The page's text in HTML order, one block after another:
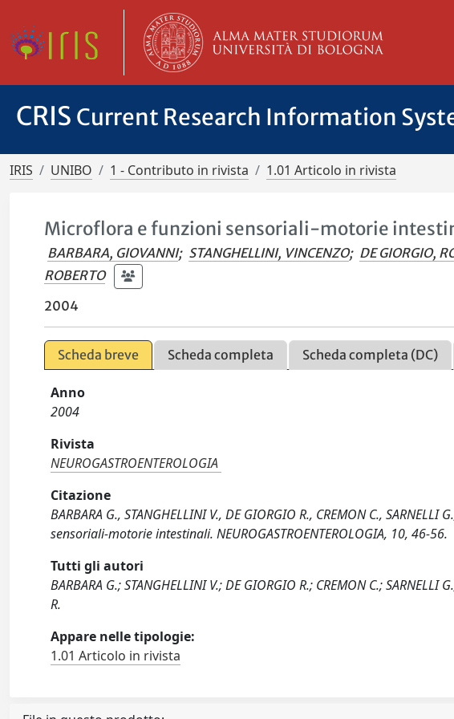
CRIS Current Research Information
IRIS UNIBO 1 - Contributo in rivista 1.01 Articolo in rivista
Microflora e funzioni sensoriali-motorie
BARBARA, GIOVANNI; STANGHELLINI, VINCENZO; DE GIORGIO,
ROBERTO
2004
Scheda breve Scheda completa Scheda completa (DC)
Anno
2004
Rivista
NEUROGASTROENTEROLOGIA
Citazione
BARBARA G., STANGHELLINI V., DE GIORGIO R., CREMON C.,
sensoriali-motorie intestinali. NEUROGASTROENTEROLOGIA, 10, 46-56.
Tutti gli autori
BARBARA G.; STANGHELLINI V.; DE GIORGIO R.; CREMON C.;
R.
Appare nelle tipologie:
1.01 Articolo in rivista